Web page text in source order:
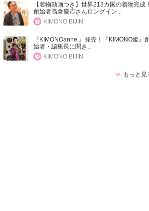
【着物動画つき】世界213カ国の着物完成！
創始者高倉慶応さんロングイン...
KIMONO BIJIN
『KIMONOanne.』発売！『KIMONO姫』
始者・編集長に聞き...
KIMONO BIJIN
もっと見